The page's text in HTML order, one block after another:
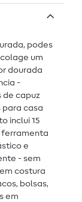
podes
um
dourada
-
de capuz
para casa
inclui 15
ferramenta
e
- sem
costura
bolsas,
em